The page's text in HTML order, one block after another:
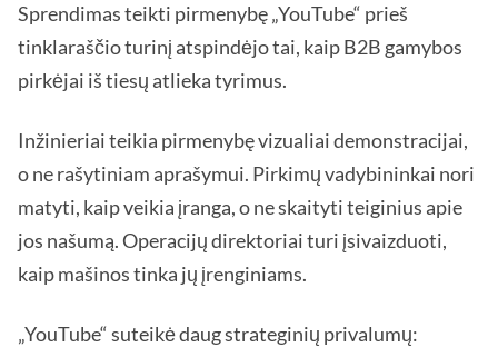
Sprendimas teikti pirmenybę „YouTube“ prieš
tinklaraščio turinį atspindėjo tai, kaip B2B gamybos
pirkėjai iš tiesų atlieka tyrimus.
Inžinieriai teikia pirmenybę vizualiai demonstracijai,
o ne rašytiniam aprašymui. Pirkimų vadybininkai nori
matyti, kaip veikia įranga, o ne skaityti teiginius apie
jos našumą. Operacijų direktoriai turi įsivaizduoti,
kaip mašinos tinka jų įrenginiams.
„YouTube“ suteikė daug strateginių privalumų: